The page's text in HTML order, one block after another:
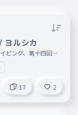
ルシカ
ピング、第十四回は
17 2